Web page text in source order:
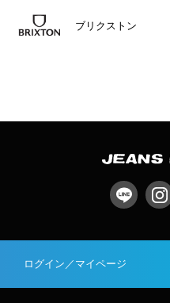
ブリクストン
ログイン／マイページ